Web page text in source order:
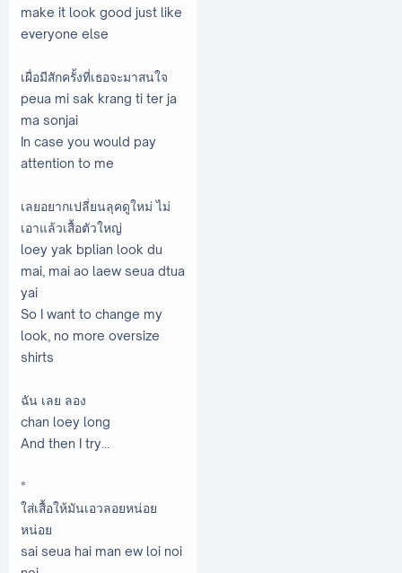
make it look good just like
everyone else
เผื่อมีสักครั้งที่เธอจะมาสนใจ
peua mi sak krang ti ter ja
ma sonjai
In case you would pay
attention to me
เลยอยากเปลี่ยนลุคดูใหม่ ไม่
เอาแล้วเสื้อตัวใหญ่
loey yak bplian look du
mai, mai ao laew seua dtua
yai
So I want to change my
look, no more oversize
shirts
ฉัน เลย ลอง
chan loey long
And then I try...
*
ใส่เสื้อให้มันเอวลอยหน่อย
หน่อย
sai seua hai man ew loi noi